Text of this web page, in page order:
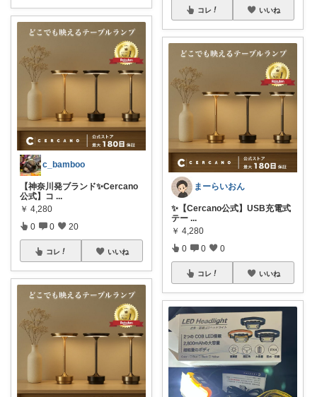
c_bamboo
【神奈川発ブランド✨Cercano
公式】コ ...
￥ 4,280
0 0 20
コレ いいね
コレ いいね
まーらいおん
✨【Cercano公式】USB充電式
テー ...
￥ 4,280
0 0 0
コレ いいね